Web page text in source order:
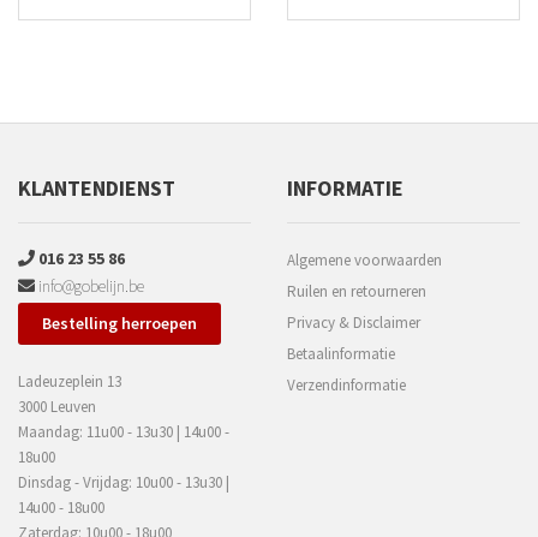
KLANTENDIENST
016 23 55 86
info@gobelijn.be
Bestelling herroepen
Ladeuzeplein 13
3000 Leuven
Maandag: 11u00 - 13u30 | 14u00 -
18u00
Dinsdag - Vrijdag: 10u00 - 13u30 |
14u00 - 18u00
Zaterdag: 10u00 - 18u00
INFORMATIE
Algemene voorwaarden
Ruilen en retourneren
Privacy & Disclaimer
Betaalinformatie
Verzendinformatie